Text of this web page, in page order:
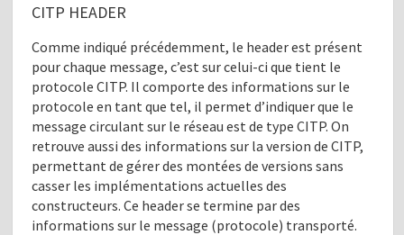
CITP HEADER
Comme indiqué précédemment, le header est présent
pour chaque message, c’est sur celui-ci que tient le
protocole CITP. Il comporte des informations sur le
protocole en tant que tel, il permet d’indiquer que le
message circulant sur le réseau est de type CITP. On
retrouve aussi des informations sur la version de CITP,
permettant de gérer des montées de versions sans
casser les implémentations actuelles des
constructeurs. Ce header se termine par des
informations sur le message (protocole) transporté.